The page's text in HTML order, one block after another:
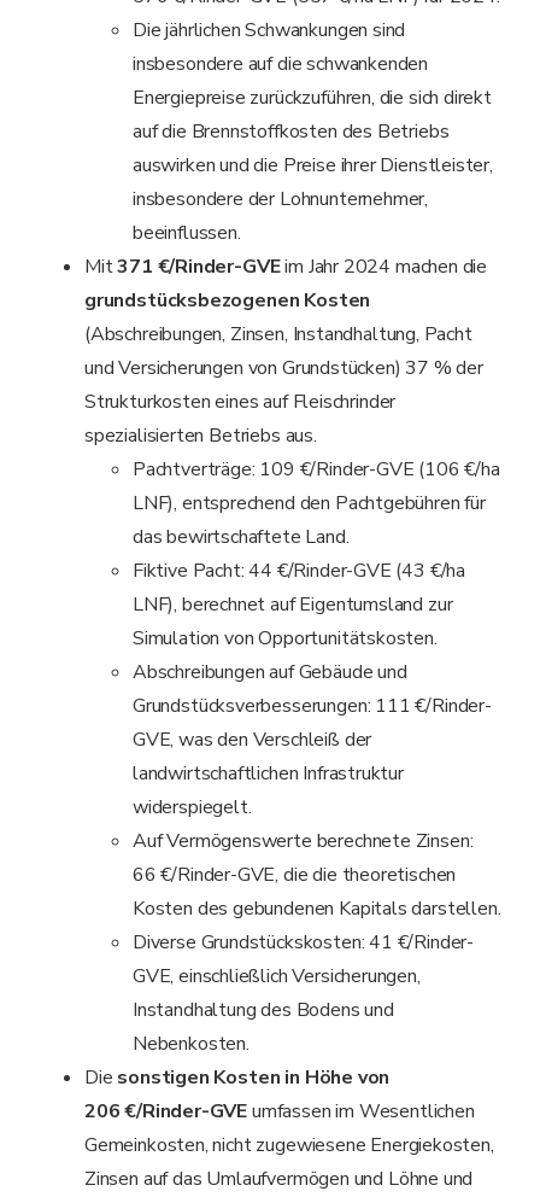
Die jährlichen Schwankungen sind
insbesondere auf die schwankenden
Energiepreise zurückzuführen, die sich direkt
auf die Brennstoffkosten des Betriebs
auswirken und die Preise ihrer Dienstleister,
insbesondere der Lohnunternehmer,
beeinflussen.
Mit371 €/Rinder-GVEim Jahr 2024 machen die
grundstücksbezogenen Kosten
(Abschreibungen, Zinsen, Instandhaltung, Pacht
und Versicherungen von Grundstücken) 37 % der
Strukturkosten eines auf Fleischrinder
spezialisierten Betriebs aus.
Pachtverträge: 109 €/Rinder-GVE (106 €/ha
LNF), entsprechend den Pachtgebühren für
das bewirtschaftete Land.
Fiktive Pacht: 44 €/Rinder-GVE (43 €/ha
LNF), berechnet auf Eigentumsland zur
Simulation von Opportunitätskosten.
Abschreibungen auf Gebäude und
Grundstücksverbesserungen: 111 €/Rinder-
GVE, was den Verschleiß der
landwirtschaftlichen Infrastruktur
widerspiegelt.
Auf Vermögenswerte berechnete Zinsen:
66 €/Rinder-GVE, die die theoretischen
Kosten des gebundenen Kapitals darstellen.
Diverse Grundstückskosten: 41 €/Rinder-
GVE, einschließlich Versicherungen,
Instandhaltung des Bodens und
Nebenkosten.
Die sonstigen Kosten in Höhe von
206 €/Rinder-GVEumfassen im Wesentlichen
Gemeinkosten, nicht zugewiesene Energiekosten,
Zinsen auf das Umlaufvermögen und Löhne und